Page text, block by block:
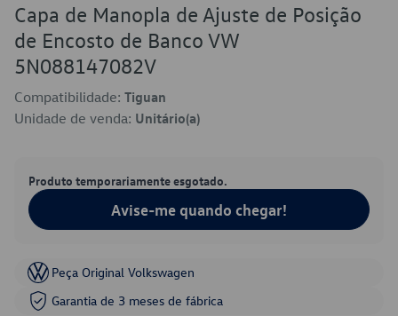
Capa de Manopla de Ajuste de Posição
de Encosto de Banco VW
5N088147082V
Compatibilidade: Tiguan
Unidade de venda: Unitário(a)
Produto temporariamente esgotado.
Avise-me quando chegar!
Peça Original Volkswagen
Garantia de 3 meses de fábrica